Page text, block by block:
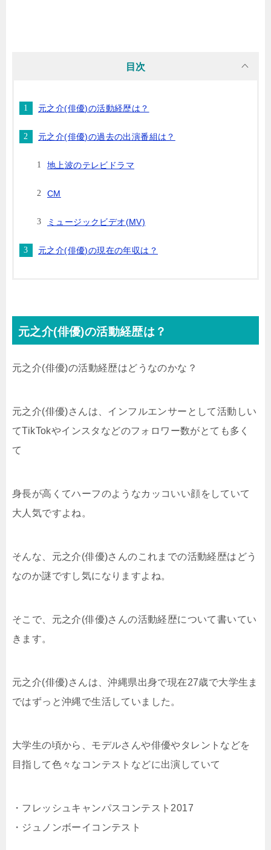
目次
元之介(俳優)の活動経歴は？
元之介(俳優)の過去の出演番組は？
地上波のテレビドラマ
CM
ミュージックビデオ(MV)
元之介(俳優)の現在の年収は？
元之介(俳優)の活動経歴は？
元之介(俳優)の活動経歴はどうなのかな？
元之介(俳優)さんは、インフルエンサーとして活動しい
てTikTokやインスタなどのフォロワー数がとても多く
て
身長が高くてハーフのようなカッコいい顔をしていて
大人気ですよね。
そんな、元之介(俳優)さんのこれまでの活動経歴はどう
なのか謎ですし気になりますよね。
そこで、元之介(俳優)さんの活動経歴について書いてい
きます。
元之介(俳優)さんは、沖縄県出身で現在27歳で大学生ま
ではずっと沖縄で生活していました。
大学生の頃から、モデルさんや俳優やタレントなどを
目指して色々なコンテストなどに出演していて
・フレッシュキャンパスコンテスト2017
・ジュノンボーイコンテスト